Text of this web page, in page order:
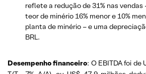
reflete a redução de 31% nas vendas
teor de minério 16% menor e 10%
planta de minério – e uma
BRL.
Desempenho financeiro: O EBITDA foi de